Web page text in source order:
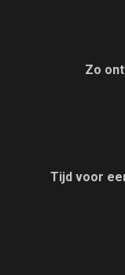
Zo
Tijd voor